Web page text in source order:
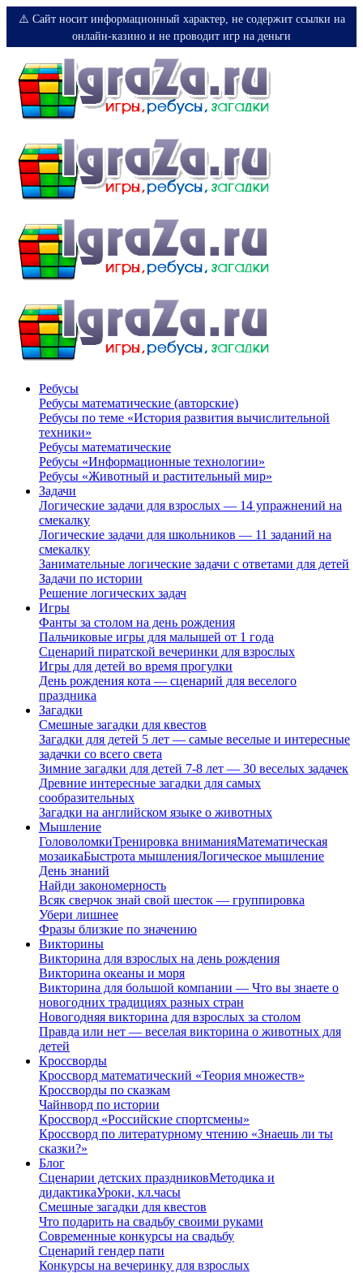
⚠️ Сайт носит информационный характер, не содержит ссылки на
онлайн-казино и не проводит игр на деньги
Ребусы
Ребусы математические (авторские)
Ребусы по теме «История развития вычислительной
техники»
Ребусы математические
Ребусы «Информационные технологии»
Ребусы «Животный и растительный мир»
Задачи
Логические задачи для взрослых — 14 упражнений на
смекалку
Логические задачи для школьников — 11 заданий на
смекалку
Занимательные логические задачи с ответами для детей
Задачи по истории
Решение логических задач
Игры
Фанты за столом на день рождения
Пальчиковые игры для малышей от 1 года
Сценарий пиратской вечеринки для взрослых
Игры для детей во время прогулки
День рождения кота — сценарий для веселого
праздника
Загадки
Смешные загадки для квестов
Загадки для детей 5 лет — самые веселые и интересные
задачки со всего света
Зимние загадки для детей 7-8 лет — 30 веселых задачек
Древние интересные загадки для самых
сообразительных
Загадки на английском языке о животных
Мышление
ГоловоломкиТренировка вниманияМатематическая
мозаикаБыстрота мышленияЛогическое мышление
День знаний
Найди закономерность
Всяк сверчок знай свой шесток — группировка
Убери лишнее
Фразы близкие по значению
Викторины
Викторина для взрослых на день рождения
Викторина океаны и моря
Викторина для большой компании — Что вы знаете о
новогодних традициях разных стран
Новогодняя викторина для взрослых за столом
Правда или нет — веселая викторина о животных для
детей
Кроссворды
Кроссворд математический «Теория множеств»
Кроссворды по сказкам
Чайнворд по истории
Кроссворд «Российские спортсмены»
Кроссворд по литературному чтению «Знаешь ли ты
сказки?»
Блог
Сценарии детских праздниковМетодика и
дидактикаУроки, кл.часы
Смешные загадки для квестов
Что подарить на свадьбу своими руками
Современные конкурсы на свадьбу
Сценарий гендер пати
Конкурсы на вечеринку для взрослых